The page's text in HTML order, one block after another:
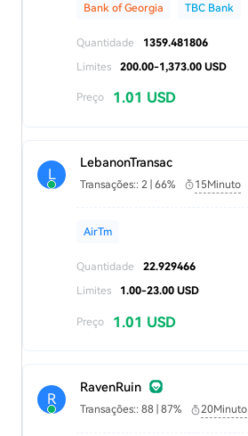
Bank of Georgia TBC Bank
Quantidade
1359.481806
Limites
200.00-1,373.00 USD
Preço 1.01 USD
L
LebanonTransac
Transações:: 2 | 66% 15Minuto
AirTm
Quantidade
22.929466
Limites
1.00-23.00 USD
Preço 1.01 USD
R
RavenRuin
Transações:: 88 | 87% 20Minuto